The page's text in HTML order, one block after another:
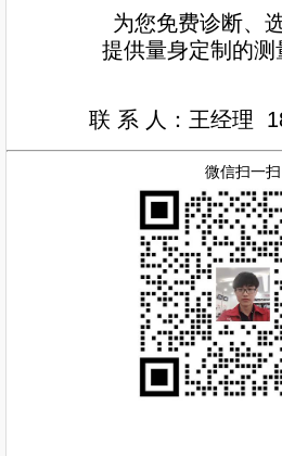
为您免费诊断、
提供量身定制的测
联 系 人：王经理
微信扫一扫